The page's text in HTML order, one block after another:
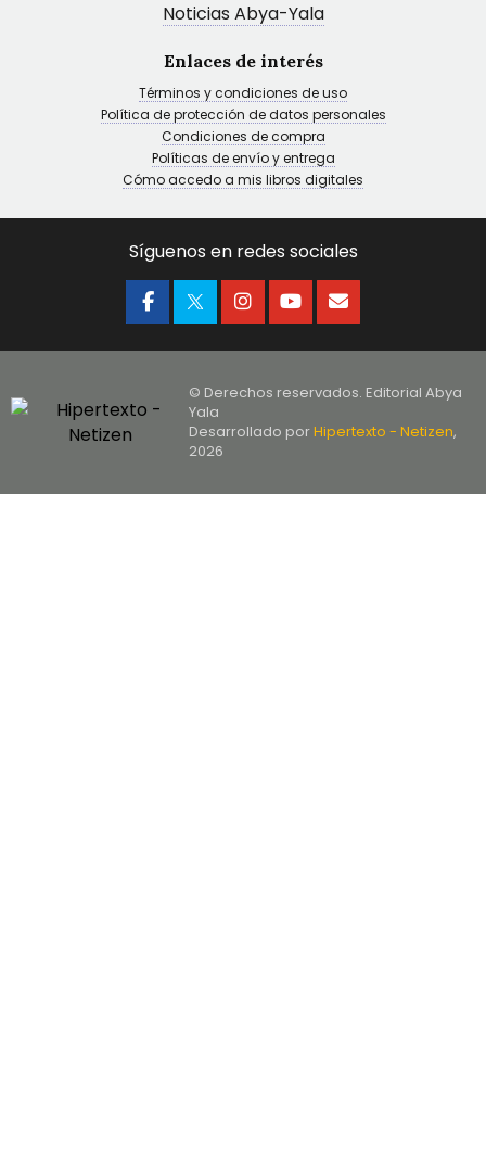
Noticias Abya-Yala
Enlaces de interés
Términos y condiciones de uso
Política de protección de datos personales
Condiciones de compra
Políticas de envío y entrega
Cómo accedo a mis libros digitales
Síguenos en redes sociales
© Derechos reservados. Editorial Abya
Yala
Desarrollado porHipertexto - Netizen,
2026